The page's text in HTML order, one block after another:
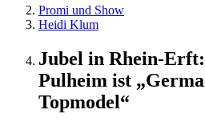
Promi und Show
Heidi Klum
Jubel in Rhein-
Pulheim ist
Topmodel“